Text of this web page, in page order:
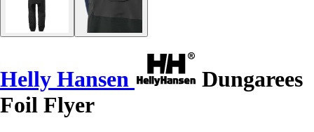
Helly Hansen
Dungarees
Foil Flyer